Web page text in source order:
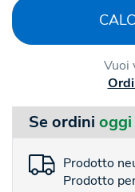
Vuoi
Se ordini oggi
Prodotto
Prodotto